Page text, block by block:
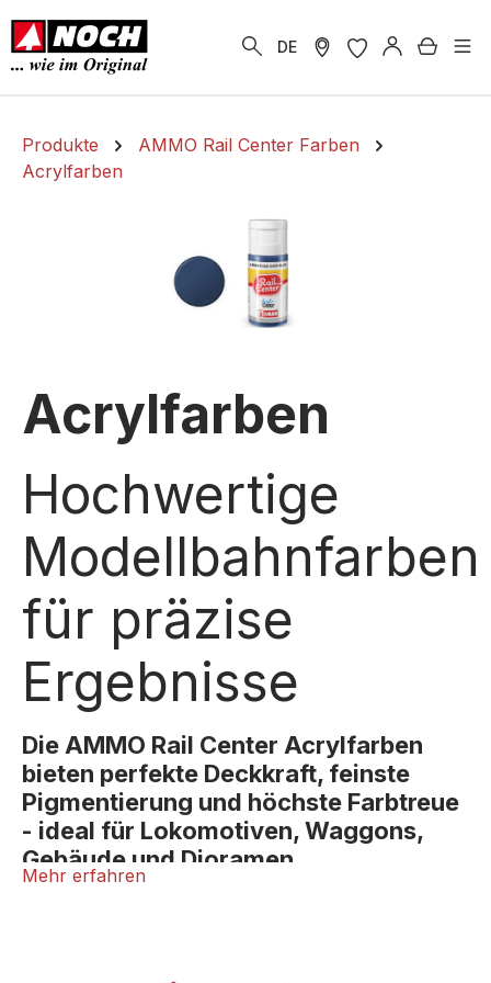
springen
DE
Produkte
AMMO Rail Center Farben
Acrylfarben
Acrylfarben
Hochwertige
Modellbahnfarben
für präzise
Ergebnisse
Die AMMO Rail Center Acrylfarben
bieten perfekte Deckkraft, feinste
Pigmentierung und höchste Farbtreue
- ideal für Lokomotiven, Waggons,
Gebäude und Dioramen.
Mehr erfahren